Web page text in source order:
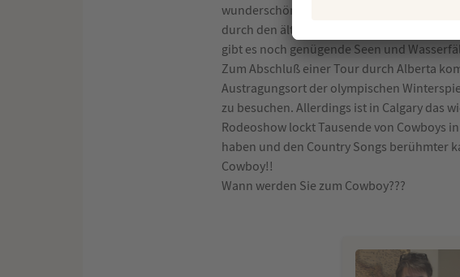
wunderschönen Rundblick über das Bow
durch den ältesten Nationalpark und mit
gibt es noch genügende Seen und
Zum Abschluß einer Tour durch Alberta
Austragungsort der olympischen
zu besuchen. Allerdings ist in Calgary das
Rodeoshow lockt Tausende von Cowboys
haben und den Country Songs berühmter
Cowboy!!
Wann werden Sie zum Cowboy???